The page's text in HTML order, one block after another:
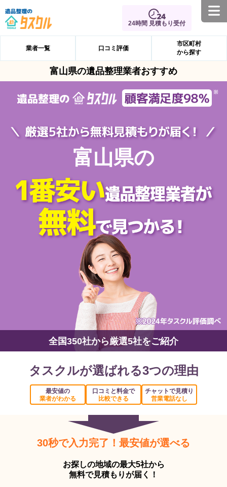
24時間 見積もり受付
業者一覧 口コミ評価
市区町村
から探す
富山県の遺品整理業者おすすめ
富山県の
全国350社から厳選5社をご紹介
タスクルが選ばれる3つの理由
最安値の
業者がわかる
口コミと料金で
比較できる
チャットで見積り
営業電話なし
30秒で入力完了！最安値が選べる
お探しの地域の最大5社から
無料で見積もりが届く！